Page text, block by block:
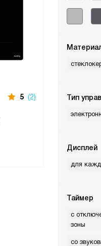
Тип
Дисплей
для
Таймер
с
зоны
со
5 (2)